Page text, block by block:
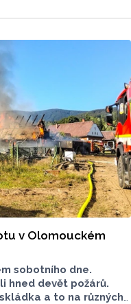
v Olomouckém
sobotního dne.
hned devět požárů.
a to na různých